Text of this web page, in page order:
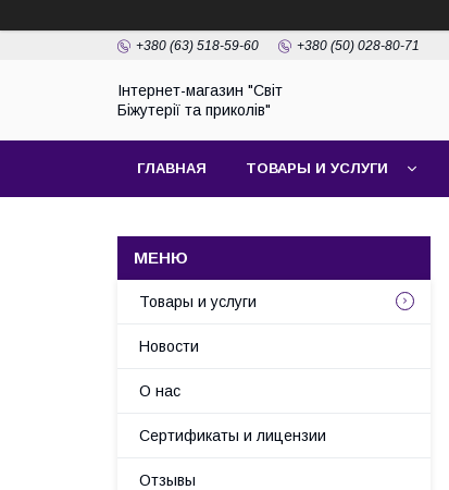
+380 (63) 518-59-60 +380 (50) 028-80-71
Інтернет-магазин "Світ
Біжутерії та приколів"
ГЛАВНАЯ ТОВАРЫ И УСЛУГИ
Товары и услуги
Новости
О нас
Сертификаты и лицензии
Отзывы